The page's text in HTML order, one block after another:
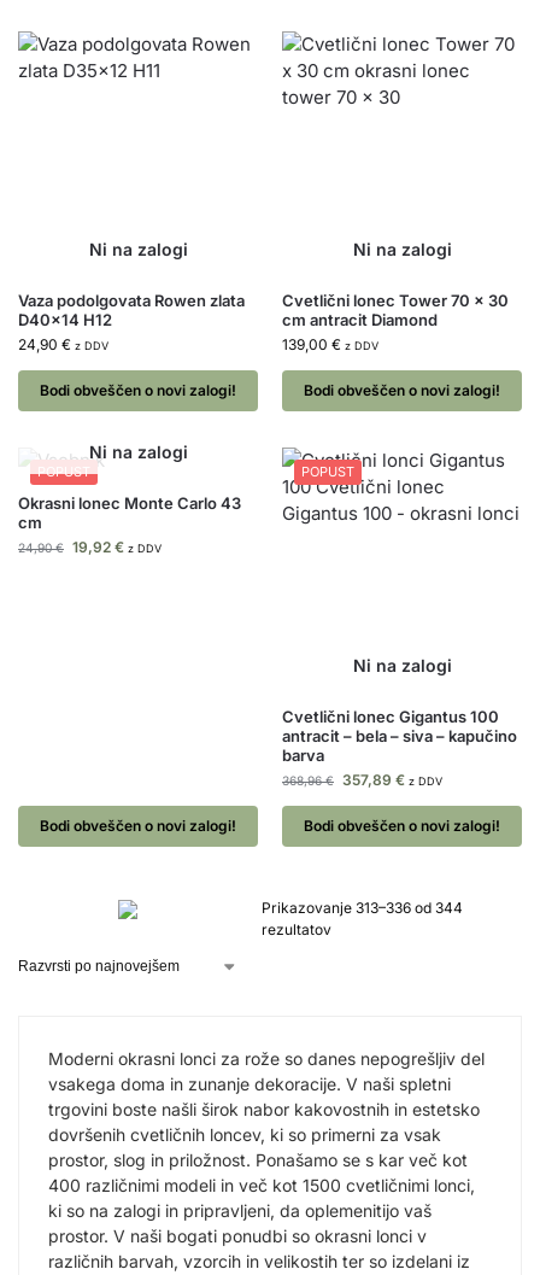
Vaza podolgovata Rowen zlata
D40x14 H12
24,90 € z DDV
Bodi obveščen o novi zalogi!
Cvetlični lonec Tower 70 x 30
cm antracit Diamond
139,00 € z DDV
Bodi obveščen o novi zalogi!
POPUST
Okrasni lonec Monte Carlo 43
cm
24,90€ 19,92 € z DDV
Bodi obveščen o novi zalogi!
POPUST
Cvetlični lonec Gigantus 100
antracit – bela – siva – kapučino
barva
368,96€ 357,89 € z DDV
Bodi obveščen o novi zalogi!
Prikazovanje 313–336 od 344
rezultatov
Moderni okrasni lonci za rože so danes nepogrešljiv del
vsakega doma in zunanje dekoracije. V naši spletni
trgovini boste našli širok nabor kakovostnih in estetsko
dovršenih cvetličnih loncev, ki so primerni za vsak
prostor, slog in priložnost. Ponašamo se s kar več kot
400 različnimi modeli in več kot 1500 cvetličnimi lonci,
ki so na zalogi in pripravljeni, da oplemenitijo vaš
prostor. V naši bogati ponudbi so okrasni lonci v
različnih barvah, vzorcih in velikostih ter so izdelani iz